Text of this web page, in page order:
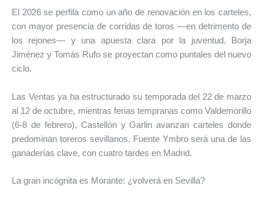
El 2026 se perfila como un año de renovación en los carteles,
con mayor presencia de corridas de toros —en detrimento de
los rejones— y una apuesta clara por la juventud. Borja
Jiménez y Tomás Rufo se proyectan como puntales del nuevo
ciclo.
Las Ventas ya ha estructurado su temporada del 22 de marzo
al 12 de octubre, mientras ferias tempranas como Valdemorillo
(6-8 de febrero), Castellón y Garlin avanzan carteles donde
predominan toreros sevillanos. Fuente Ymbro será una de las
ganaderías clave, con cuatro tardes en Madrid.
La gran incógnita es Morante: ¿volverá en Sevilla?